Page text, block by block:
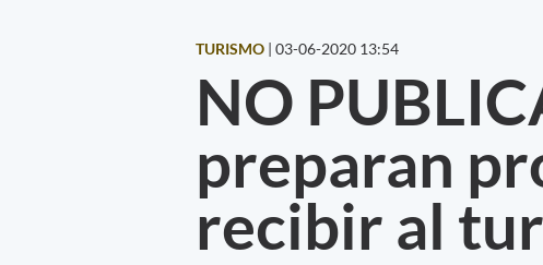
TURISMO | 03-06-2020 13:54
NO
preparan
recibir al